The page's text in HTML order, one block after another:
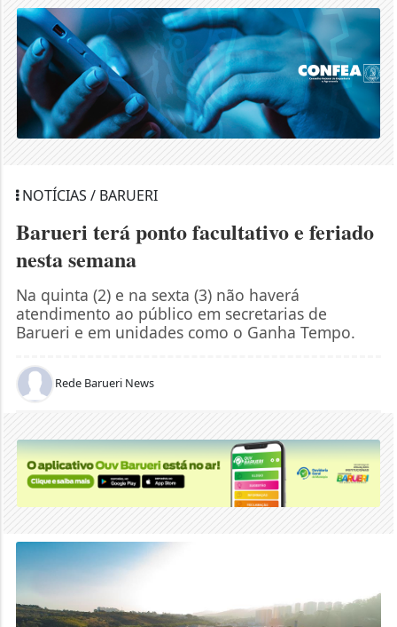
NOTÍCIAS / BARUERI
Barueri terá ponto facultativo e feriado
nesta semana
Na quinta (2) e na sexta (3) não haverá
atendimento ao público em secretarias de
Barueri e em unidades como o Ganha Tempo.
Rede Barueri News